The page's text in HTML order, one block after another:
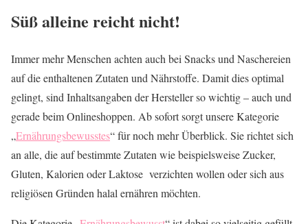
Süß alleine reicht nicht!
Immer mehr Menschen achten auch bei Snacks und Naschereien
auf die enthaltenen Zutaten und Nährstoffe. Damit dies optimal
gelingt, sind Inhaltsangaben der Hersteller so wichtig – auch und
gerade beim Onlineshoppen. Ab sofort sorgt unsere Kategorie
„Ernährungsbewusstes“ für noch mehr Überblick. Sie richtet sich
an alle, die auf bestimmte Zutaten wie beispielsweise Zucker,
Gluten, Kalorien oder Laktose verzichten wollen oder sich aus
religiösen Gründen halal ernähren möchten.